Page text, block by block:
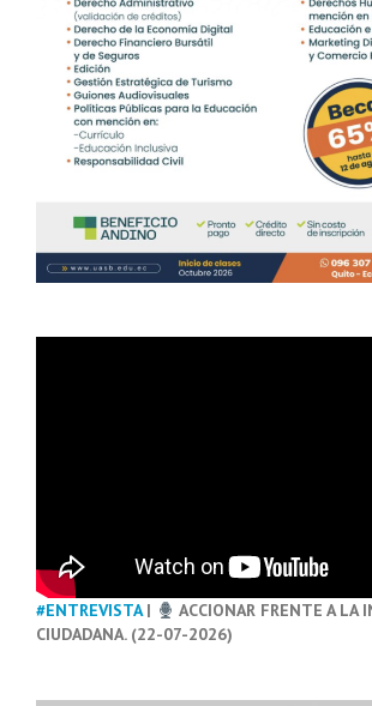
#ENTREVISTA|
ACCIONAR FRENTE A LA
CIUDADANA. (22-07-2026)